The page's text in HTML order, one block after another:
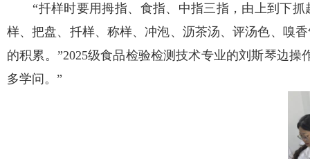
“扦样时要用拇指、食指、中指三指，由上到下
样、把盘、扦样、称样、冲泡、沥茶汤、评汤色、嗅
的积累。”2025级食品检验检测技术专业的刘斯琴边
多学问。”